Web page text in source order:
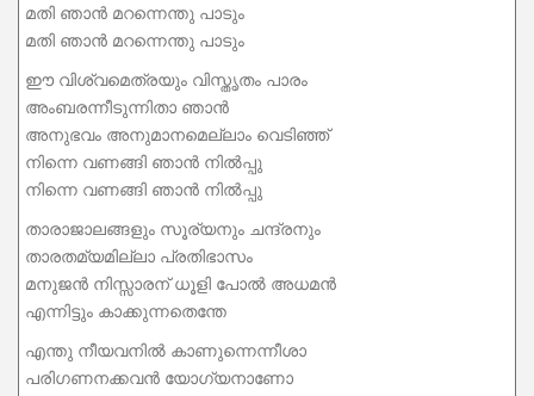
മതി ഞാന്‍ മറന്നെന്തു പാടും
മതി ഞാന്‍ മറന്നെന്തു പാടും
ഈ വിശ്വമെത്രയും വിസ്തൃതം പാരം
അംബരന്നീടുന്നിതാ ഞാന്‍
അനുഭവം അനുമാനമെല്ലാം വെടിഞ്ഞ്
നിന്നെ വണങ്ങി ഞാന്‍ നില്‍പ്പു
നിന്നെ വണങ്ങി ഞാന്‍ നില്‍പ്പു
താരാജാലങ്ങളും സൂര്യനും ചന്ദ്രനും
താരതമ്യമില്ലാ പ്രതിഭാസം
മനുജന്‍ നിസ്സാരന് ധൂളി പോല്‍ അധമന്‍
എന്നിട്ടും കാക്കുന്നതെന്തേ
എന്തു നീയവനില്‍ കാണുന്നെന്നീശാ
പരിഗണനക്കവന്‍ യോഗ്യനാണോ